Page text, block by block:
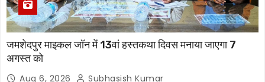
जमशेदपुर माइकल जॉन में 13वां हस्तकथा दिवस मनाया जाएगा 7
अगस्त को
Aug 6, 2026 Subhasish Kumar